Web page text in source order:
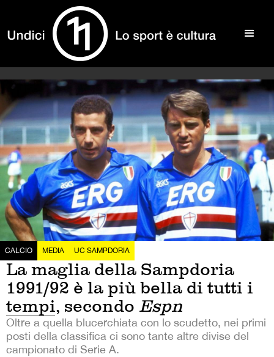
CALCIO MEDIA UC SAMPDORIA
La maglia della Sampdoria
1991/92 è la più bella di tutti i
tempi, secondo Espn
Oltre a quella blucerchiata con lo scudetto, nei primi
posti della classifica ci sono tante altre divise del
campionato di Serie A.